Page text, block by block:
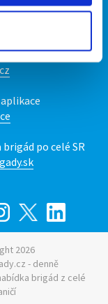
z celé ČR
brigád po celé SR
2026
- denně
brigád z celé